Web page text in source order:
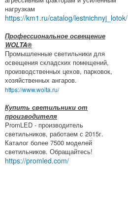
нагрузкам
https://km1.ru/catalog/lestnichnyj_lotok/
Профессиональное освещение
WOLTA®
Промышленные светильники для
освещения складских помещений,
производственных цехов, парковок,
хозяйственных ангаров.
https://www.wolta.ru/
Купить светильники от
производителя
PromLED - производитель
светильников, работаем с 2015г.
Каталог более 7500 моделей
светильников. Обращайтесь!
https://promled.com/